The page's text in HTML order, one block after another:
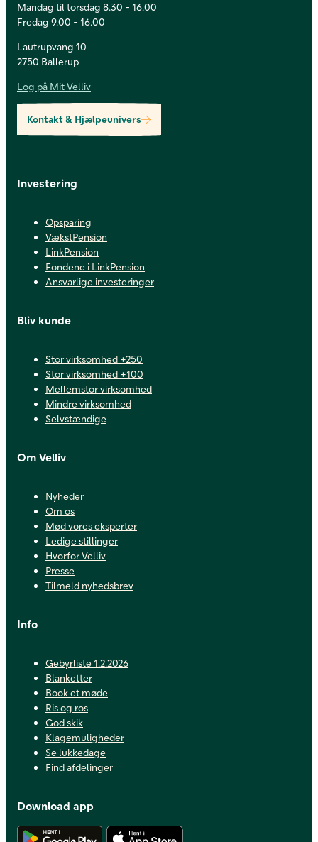
Mandag til torsdag 8.30 - 16.00
Fredag 9.00 - 16.00
Lautrupvang 10
2750 Ballerup
Log på Mit Velliv
Kontakt & Hjælpeunivers
Investering
Opsparing
VækstPension
LinkPension
Fondene i LinkPension
Ansvarlige investeringer
Bliv kunde
Stor virksomhed +250
Stor virksomhed +100
Mellemstor virksomhed
Mindre virksomhed
Selvstændige
Om Velliv
Nyheder
Om os
Mød vores eksperter
Ledige stillinger
Hvorfor Velliv
Presse
Tilmeld nyhedsbrev
Info
Gebyrliste 1.2.2026
Blanketter
Book et møde
Ris og ros
God skik
Klagemuligheder
Se lukkedage
Find afdelinger
Download app
Hent Android app